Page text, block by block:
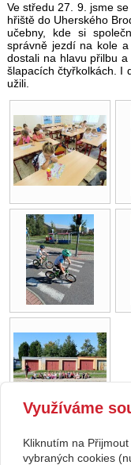
Ve středu 27. 9. jsme
hřiště do Uherského
učebny, kde si
správně jezdí na kole
dostali na hlavu přilbu
šlapacích čtyřkolkách. I
užili.
Copyright © 2026 Základní
Využíváme
Kliknutím na
vybraných cookies